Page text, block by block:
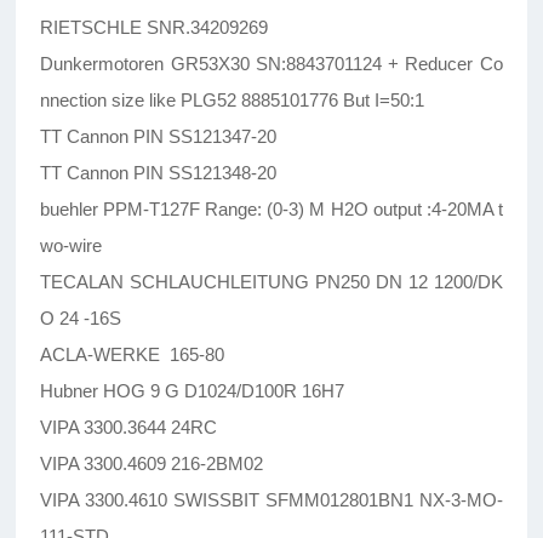
RIETSCHLE SNR.34209269
Dunkermotoren GR53X30 SN:8843701124 + Reducer Co
nnection size like PLG52 8885101776 But I=50:1
TT Cannon PIN SS121347-20
TT Cannon PIN SS121348-20
buehler PPM-T127F Range: (0-3) M H2O output :4-20MA t
wo-wire
TECALAN SCHLAUCHLEITUNG PN250 DN 12 1200/DK
O 24 -16S
ACLA-WERKE 165-80
Hubner HOG 9 G D1024/D100R 16H7
VIPA 3300.3644 24RC
VIPA 3300.4609 216-2BM02
VIPA 3300.4610 SWISSBIT SFMM012801BN1 NX-3-MO-